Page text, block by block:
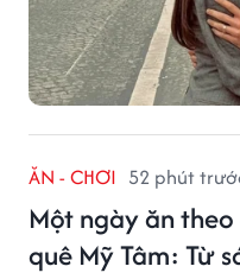
ĂN - CHƠI 52 phút
Một ngày ăn
quê Mỹ Tâm: Từ